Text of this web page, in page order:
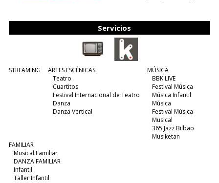
Servicios
STREAMING
ARTES ESCÉNICAS
Teatro
Cuartitos
Festival Internacional de Teatro
Danza
Danza Vertical
MÚSICA
BBK LIVE
Festival Música
Música Infantil
Música
Festival Música
Musical
365 Jazz Bilbao
Musiketan
FAMILIAR
Musical Familiar
DANZA FAMILIAR
Infantil
Taller Infantil